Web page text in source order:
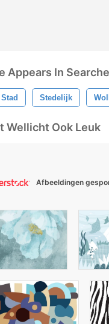
Appears In
Stad Stedelijk
Wellicht Ook Leuk
Afbeeldingen